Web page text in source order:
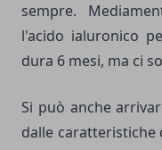
sempre.
l'acido ialuronico
dura 6 mesi, ma ci
Si può anche
dalle caratteristiche